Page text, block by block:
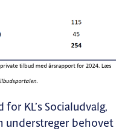
KL’s Socialudvalg,
understreger behovet